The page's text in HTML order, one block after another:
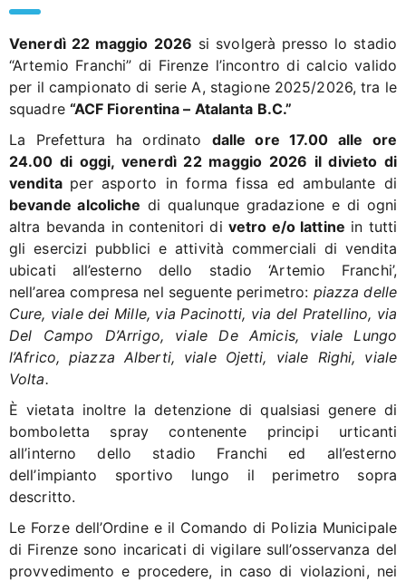
Venerdì 22 maggio 2026 si svolgerà presso lo stadio
“Artemio Franchi” di Firenze l’incontro di calcio valido
per il campionato di serie A, stagione 2025/2026, tra le
squadre “ACF Fiorentina – Atalanta B.C.”
La Prefettura ha ordinato dalle ore 17.00 alle ore
24.00 di oggi, venerdì 22 maggio 2026 il divieto di
vendita per asporto in forma fissa ed ambulante di
bevande alcoliche di qualunque gradazione e di ogni
altra bevanda in contenitori di vetro e/o lattine in tutti
gli esercizi pubblici e attività commerciali di vendita
ubicati all’esterno dello stadio ‘Artemio Franchi’,
nell’area compresa nel seguente perimetro: piazza delle
Cure, viale dei Mille, via Pacinotti, via del Pratellino, via
Del Campo D’Arrigo, viale De Amicis, viale Lungo
l’Africo, piazza Alberti, viale Ojetti, viale Righi, viale
Volta.
È vietata inoltre la detenzione di qualsiasi genere di
bomboletta spray contenente principi urticanti
all’interno dello stadio Franchi ed all’esterno
dell’impianto sportivo lungo il perimetro sopra
descritto.
Le Forze dell’Ordine e il Comando di Polizia Municipale
di Firenze sono incaricati di vigilare sull’osservanza del
provvedimento e procedere, in caso di violazioni, nei